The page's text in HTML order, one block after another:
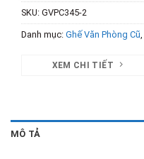
SKU: GVPC345-2
Danh mục: Ghế Văn Phòng Cũ,
XEM CHI TIẾT
MÔ TẢ